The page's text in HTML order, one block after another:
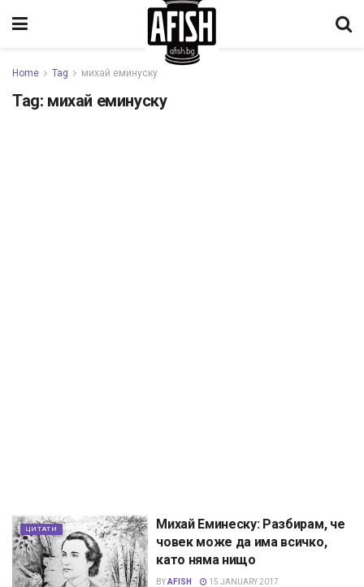
Home Tag михай еминуску
Tag: михай еминуску
ЦИТАТИ
Михай Еминеску: Разбирам, че
човек може да има всичко,
като няма нищо
BYAFISH 15 JANUARY 2017